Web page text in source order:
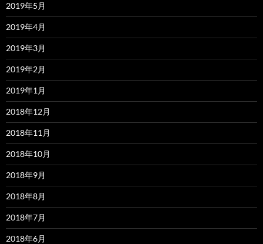
2019年5月
2019年4月
2019年3月
2019年2月
2019年1月
2018年12月
2018年11月
2018年10月
2018年9月
2018年8月
2018年7月
2018年6月